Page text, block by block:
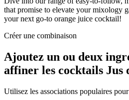
that promise to elevate your mixology
your next go-to orange juice cocktail!
Créer une combinaison
Ajoutez un ou deux
affiner les cocktails Jus
Utilisez les associations populaires